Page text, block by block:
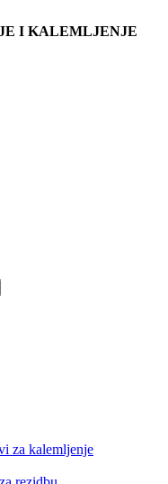
I KALEMLJENJE
za kalemljenje